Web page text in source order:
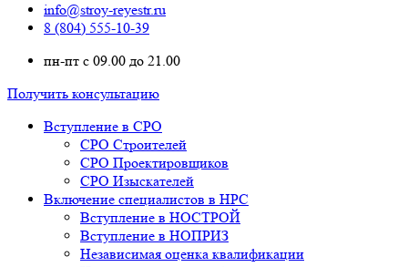
info@stroy-reyestr.ru
8 (804) 555-10-39
пн-пт с 09.00 до 21.00
Получить консультацию
Вступление в СРО
СРО Строителей
СРО Проектировщиков
СРО Изыскателей
Включение специалистов в НРС
Вступление в НОСТРОЙ
Вступление в НОПРИЗ
Независимая оценка квалификации